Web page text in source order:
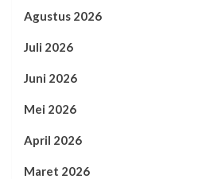
Agustus 2026
Juli 2026
Juni 2026
Mei 2026
April 2026
Maret 2026